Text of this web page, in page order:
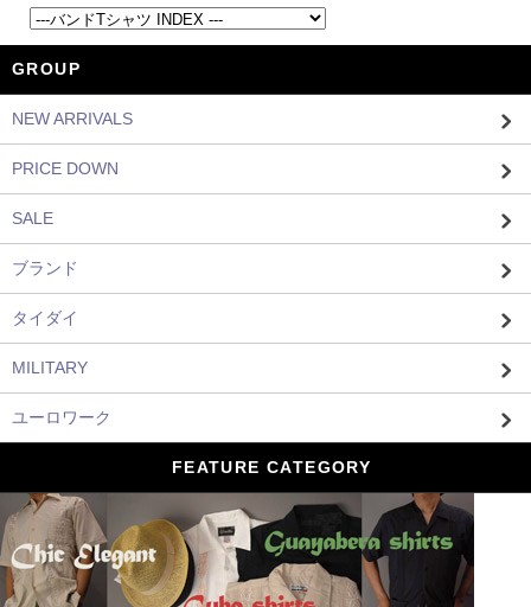
GROUP
NEW ARRIVALS
PRICE DOWN
SALE
ブランド
タイダイ
MILITARY
ユーロワーク
FEATURE CATEGORY